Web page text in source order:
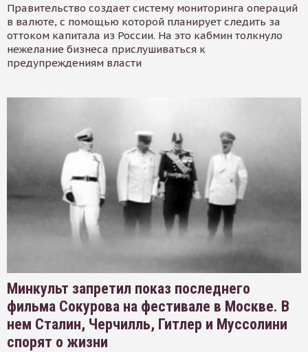
Правительство создает систему мониторинга операций
в валюте, с помощью которой планирует следить за
оттоком капитала из России. На это кабмин толкнуло
нежелание бизнеса прислушиваться к
предупреждениям власти
Минкульт запретил показ последнего
фильма Сокурова на фестивале в Москве. В
нем Сталин, Черчилль, Гитлер и Муссолини
спорят о жизни